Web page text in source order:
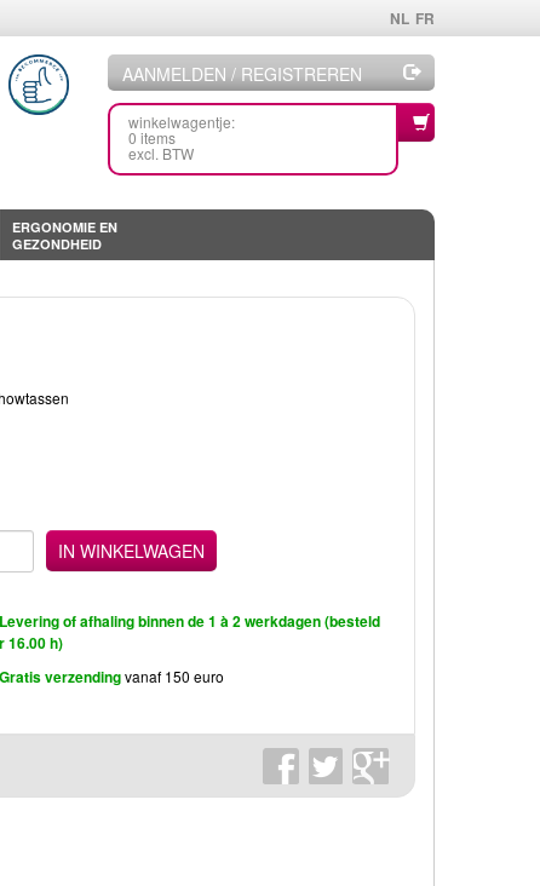
NL FR
AANMELDEN / REGISTREREN
winkelwagentje:
0 items
excl. BTW
ERGONOMIE EN
GEZONDHEID
IN WINKELWAGEN
Levering of afhaling binnen de 1 à 2 werkdagen (besteld
16.00 h)
Gratis verzendingvanaf 150 euro